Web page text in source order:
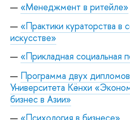
«Менеджмент в ритейле»
«Практики кураторства в
искусстве»
«Прикладная социальная
Программа двух
Университета Кёнхи
бизнес в Азии»